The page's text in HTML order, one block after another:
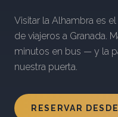
Visitar la Alhambra es
de viajeros a Granada.
minutos en bus — y la
nuestra puerta.
RESERVAR